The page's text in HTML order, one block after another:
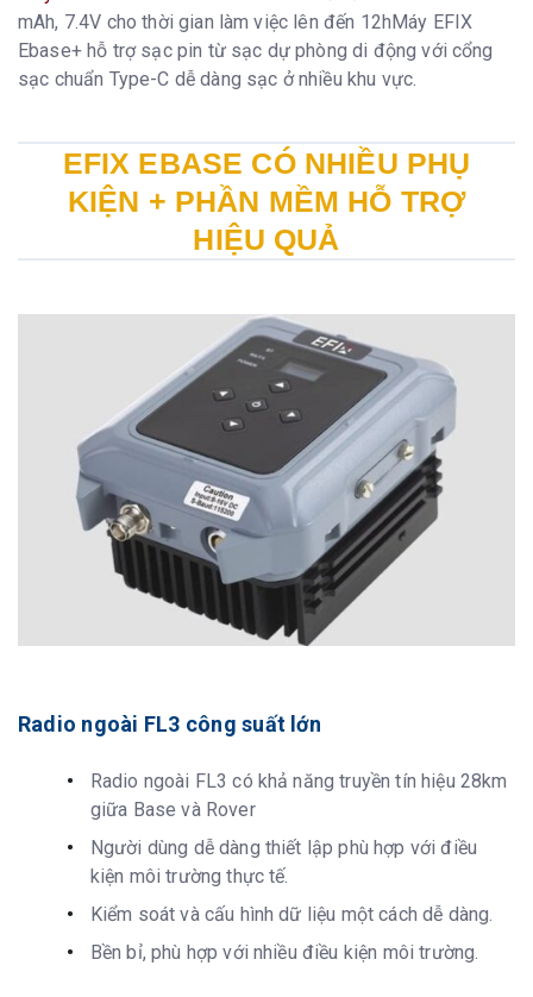
mAh, 7.4V cho thời gian làm việc lên đến 12hMáy EFIX
Ebase+ hỗ trợ sạc pin từ sạc dự phòng di động với cổng
sạc chuẩn Type-C dễ dàng sạc ở nhiều khu vực.
EFIX EBASE CÓ NHIỀU PHỤ
KIỆN + PHẦN MỀM HỖ TRỢ
HIỆU QUẢ
Radio ngoài FL3 công suất lớn
Radio ngoài FL3 có khả năng truyền tín hiệu 28km
giữa Base và Rover
Người dùng dễ dàng thiết lập phù hợp với điều
kiện môi trường thực tế.
Kiểm soát và cấu hình dữ liệu một cách dễ dàng.
Bền bỉ, phù hợp với nhiều điều kiện môi trường.